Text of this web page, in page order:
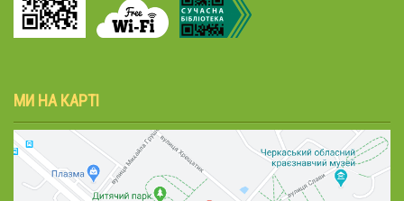
МИ НА КАРТІ